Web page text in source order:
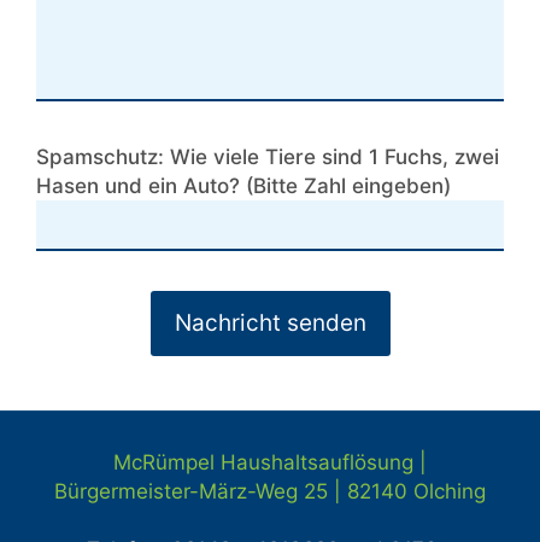
Spamschutz: Wie viele Tiere sind 1 Fuchs, zwei
Hasen und ein Auto? (Bitte Zahl eingeben)
McRümpel Haushaltsauflösung |
Bürgermeister-März-Weg 25 | 82140 Olching